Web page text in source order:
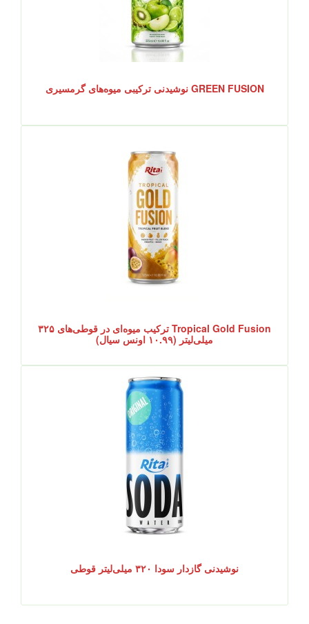
GREEN FUSION نوشیدنی ترکیبی میوه‌های گرمسیری
Tropical Gold Fusion ترکیب میوه‌ای در قوطی‌های ۳۲۵
میلی‌لیتر (۱۰.۹۹ اونس سیال)
نوشیدنی گازدار سودا ۳۲۰ میلی‌لیتر قوطی